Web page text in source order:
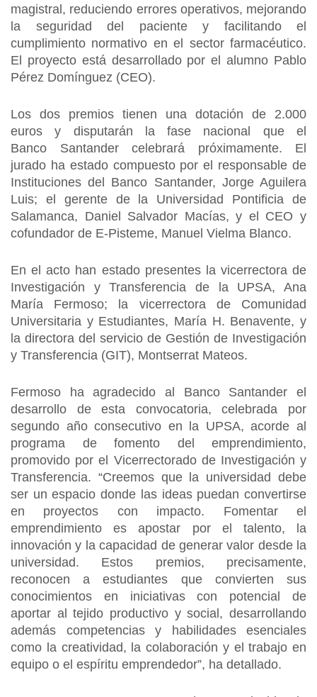
magistral, reduciendo errores operativos, mejorando
la seguridad del paciente y facilitando el
cumplimiento normativo en el sector farmacéutico.
El proyecto está desarrollado por el alumno Pablo
Pérez Domínguez (CEO).
Los dos premios tienen una dotación de 2.000
euros y disputarán la fase nacional que el
Banco Santander celebrará próximamente. El
jurado ha estado compuesto por el responsable de
Instituciones del Banco Santander, Jorge Aguilera
Luis; el gerente de la Universidad Pontificia de
Salamanca, Daniel Salvador Macías, y el CEO y
cofundador de E-Pisteme, Manuel Vielma Blanco.
En el acto han estado presentes la vicerrectora de
Investigación y Transferencia de la UPSA, Ana
María Fermoso; la vicerrectora de Comunidad
Universitaria y Estudiantes, María H. Benavente, y
la directora del servicio de Gestión de Investigación
y Transferencia (GIT), Montserrat Mateos.
Fermoso ha agradecido al Banco Santander el
desarrollo de esta convocatoria, celebrada por
segundo año consecutivo en la UPSA, acorde al
programa de fomento del emprendimiento,
promovido por el Vicerrectorado de Investigación y
Transferencia. “Creemos que la universidad debe
ser un espacio donde las ideas puedan convertirse
en proyectos con impacto. Fomentar el
emprendimiento es apostar por el talento, la
innovación y la capacidad de generar valor desde la
universidad. Estos premios, precisamente,
reconocen a estudiantes que convierten sus
conocimientos en iniciativas con potencial de
aportar al tejido productivo y social, desarrollando
además competencias y habilidades esenciales
como la creatividad, la colaboración y el trabajo en
equipo o el espíritu emprendedor”, ha detallado.